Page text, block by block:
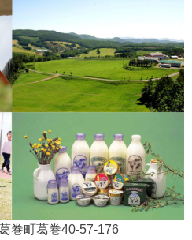
巻町葛巻40-57-176